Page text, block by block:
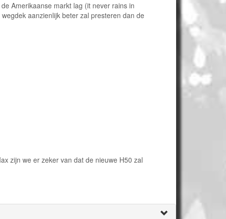
Amerikaanse markt lag (it never rains in
aanzienlijk beter zal presteren dan de
zijn we er zeker van dat de nieuwe H50 zal